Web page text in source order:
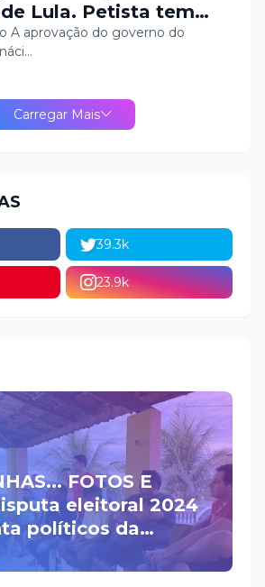
Lula. Petista tem
segundo
A aprovação do governo do
Carregar Mais
39.3k
23.9k
FOTOS E
políticos da
na escolha
a prefeito